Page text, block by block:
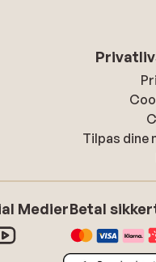
Tilpas
MedierBetal